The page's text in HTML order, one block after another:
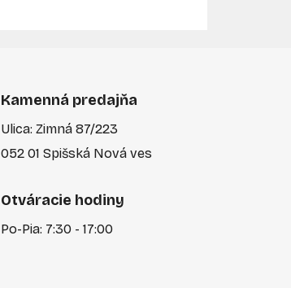
Kamenná predajňa
Ulica: Zimná 87/223
052 01 Spišská Nová ves
Otváracie hodiny
Po-Pia: 7:30 - 17:00